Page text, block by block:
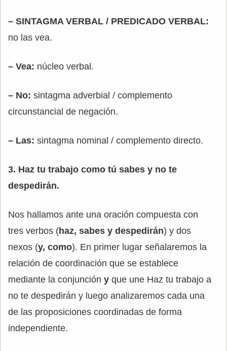
– SINTAGMA VERBAL / PREDICADO VERBAL:
no las vea.
– Vea: núcleo verbal.
– No: sintagma adverbial / complemento
circunstancial de negación.
– Las: sintagma nominal / complemento directo.
3. Haz tu trabajo como tú sabes y no te
despedirán.
Nos hallamos ante una oración compuesta con
tres verbos (haz, sabes y despedirán) y dos
nexos (y, como). En primer lugar señalaremos la
relación de coordinación que se establece
mediante la conjunción y que une Haz tu trabajo a
no te despedirán y luego analizaremos cada una
de las proposiciones coordinadas de forma
independiente.